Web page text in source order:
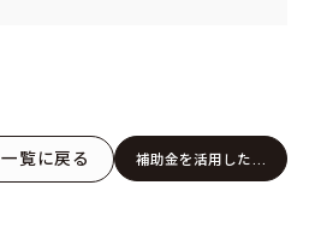
一覧に戻る
補助金を活用した新
築住宅の賢い建て方